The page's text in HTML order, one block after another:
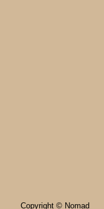
Copyright © Nomad